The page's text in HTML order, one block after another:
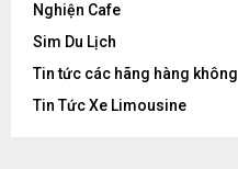
Nghiện Cafe
Sim Du Lịch
Tin tức các hãng hàng không
Tin Tức Xe Limousine